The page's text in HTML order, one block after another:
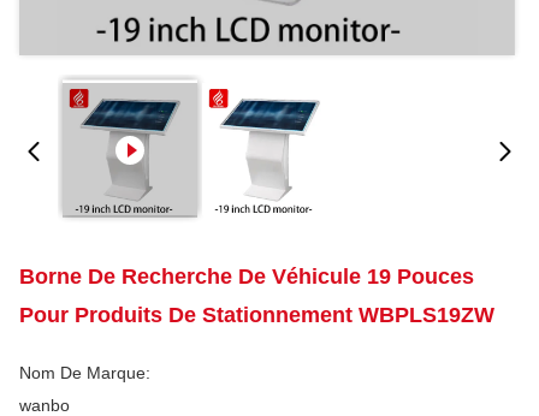
Borne De Recherche De Véhicule 19 Pouces
Pour Produits De Stationnement WBPLS19ZW
Nom De Marque:
wanbo